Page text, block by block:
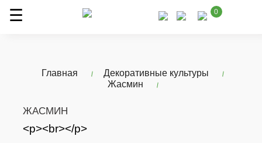
0
Главная
Декоративные культуры
Жасмин
ЖАСМИН
<p><br></p>